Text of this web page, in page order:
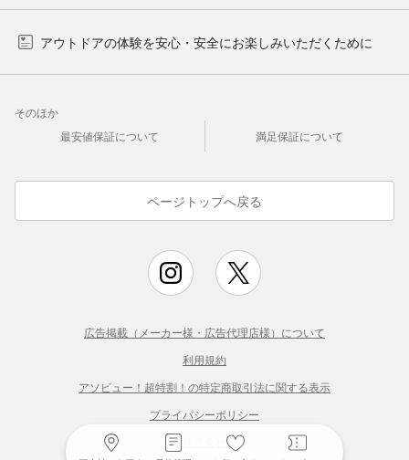
アウトドアの体験を安心・安全にお楽しみいただくために
そのほか
最安値保証について
満足保証について
ページトップへ戻る
広告掲載（メーカー様・広告代理店様）について
利用規約
アソビュー！超特割！の特定商取引法に関する表示
プライバシーポリシー